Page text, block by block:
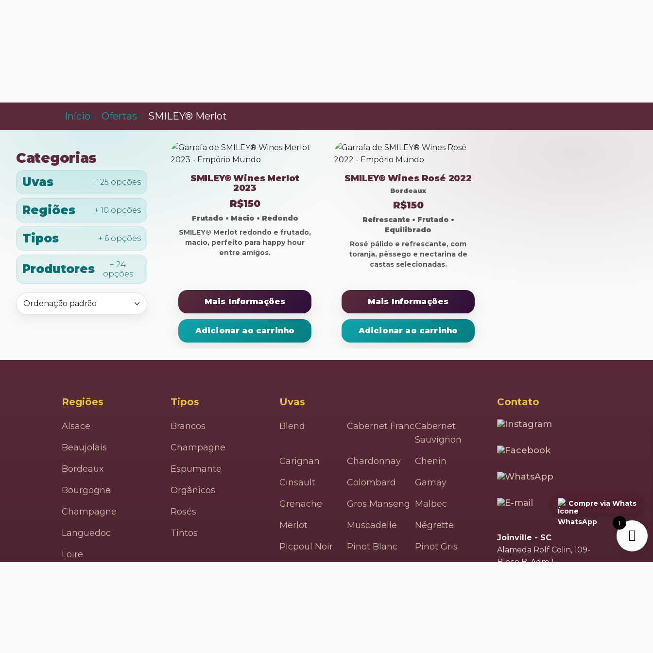
Início Ofertas SMILEY® Merlot
Categorias
Uvas + 25 opções
Regiões + 10 opções
Tipos + 6 opções
Produtores
+ 24
opções
SMILEY® Wines Merlot
2023
R$150
Frutado • Macio • Redondo
SMILEY® Merlot redondo e frutado,
macio, perfeito para happy hour
entre amigos.
Mais Informações
Adicionar ao carrinho
SMILEY® Wines Rosé 2022
Bordeaux
R$150
Refrescante • Frutado •
Equilibrado
Rosé pálido e refrescante, com
toranja, pêssego e nectarina de
castas selecionadas.
Mais Informações
Adicionar ao carrinho
Regiões
Alsace
Beaujolais
Bordeaux
Bourgogne
Champagne
Languedoc
Loire
Tipos
Brancos
Champagne
Espumante
Orgânicos
Rosés
Tintos
Uvas
Blend Cabernet FrancCabernet
Sauvignon
Carignan
Chardonnay
Chenin
Cinsault
Colombard
Gamay
Grenache
Gros Manseng Malbec
Merlot
Muscadelle
Négrette
Picpoul Noir
Pinot Blanc
Pinot Gris
Contato
Joinville - SC
Alameda Rolf Colin, 109-
Bloco B, Adm 1
1
Compre via Whats